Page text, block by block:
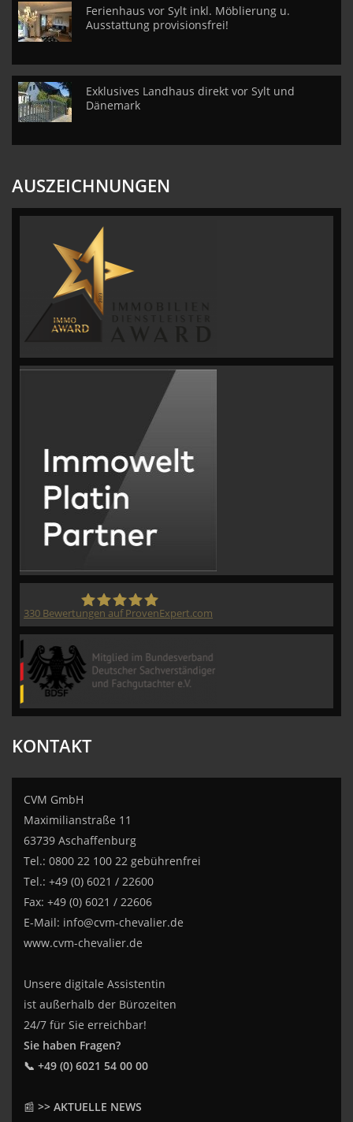
Ferienhaus vor Sylt inkl. Möblierung u.
Ausstattung provisionsfrei!
Exklusives Landhaus direkt vor Sylt und
Dänemark
AUSZEICHNUNGEN
330 Bewertungen auf ProvenExpert.com
KONTAKT
CVM GmbH
Maximilianstraße 11
63739 Aschaffenburg
Tel.: 0800 22 100 22 gebührenfrei
Tel.: +49 (0) 6021 / 22600
Fax: +49 (0) 6021 / 22606
E-Mail: info@cvm-chevalier.de
www.cvm-chevalier.de
Unsere digitale Assistentin
ist außerhalb der Bürozeiten
24/7 für Sie erreichbar!
Sie haben Fragen?
📞 +49 (0) 6021 54 00 00
📰 >> AKTUELLE NEWS